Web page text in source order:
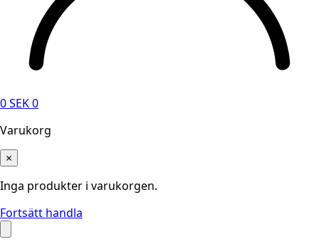
0SEK0
Varukorg
×
Inga produkter i varukorgen.
Fortsätt handla